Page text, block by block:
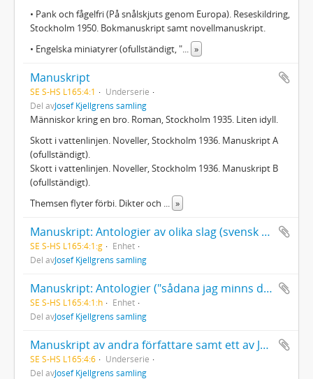
• Pank och fågelfri (På snålskjuts genom Europa). Reseskildring,
Stockholm 1950. Bokmanuskript samt novellmanuskript.
• Engelska miniatyrer (ofullständigt, "
»
Manuskript
SE S-HS L165:4:1
Underserie
Del avJosef Kjellgrens samling
Människor kring en bro. Roman, Stockholm 1935. Liten idyll.
Skott i vattenlinjen. Noveller, Stockholm 1936. Manuskript A
(ofullständigt).
Skott i vattenlinjen. Noveller, Stockholm 1936. Manuskript B
(ofullständigt).
Themsen flyter förbi. Dikter och
»
Manuskript: Antologier av olika slag (svensk och utländsk dikt och prosa)
SE S-HS L165:4:1:g
Enhet
Del avJosef Kjellgrens samling
Manuskript: Antologier ("sådana jag minns dem !")
SE S-HS L165:4:1:h
Enhet
Del avJosef Kjellgrens samling
Manuskript av andra författare samt ett av Josef Kjellgren
SE S-HS L165:4:6
Underserie
Del avJosef Kjellgrens samling